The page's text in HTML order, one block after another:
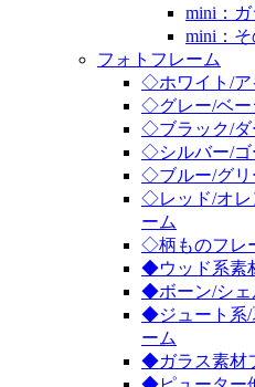
mini：
mini：
フォトフレーム
◇ホワイト/ア
◇グレー/ベー
◇ブラック/ダ
◇シルバー/ゴ
◇ブルー/グリ
◇レッド/オレ
ーム
◇柄ものフレ
◆ウッド系素
◆ボーン/シェ
◆ジュート系/
ーム
◆ガラス素材